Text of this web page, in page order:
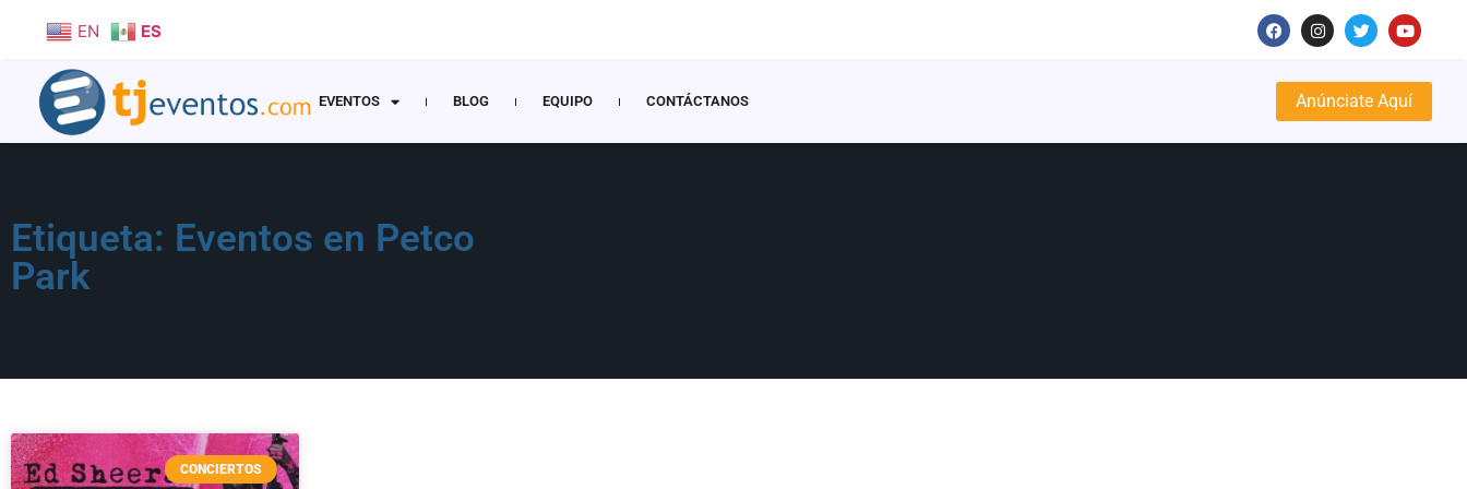
EN ES
EVENTOS BLOG EQUIPO CONTÁCTANOS Anúnciate Aquí
Etiqueta: Eventos en Petco
Park
CONCIERTOS